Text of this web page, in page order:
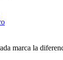
marca la